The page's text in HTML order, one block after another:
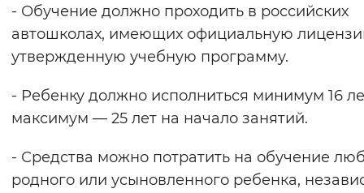
- Обучение должно проходить в российских
автошколах, имеющих официальную
утвержденную учебную программу.
- Ребенку должно исполниться минимум 16
максимум — 25 лет на начало занятий.
- Средства можно потратить на обучение
родного или усыновленного ребенка,